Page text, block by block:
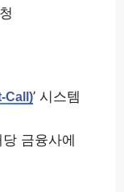
Call)’ 시스템
금융사에